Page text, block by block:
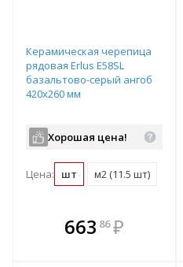
Керамическая черепица
рядовая Erlus E58SL
базальтово-серый ангоб
420х260 мм
Хорошая цена!
Цена: шт м2 (11.5 шт)
663 86 ₽
В комплекте
всегда выгоднее!